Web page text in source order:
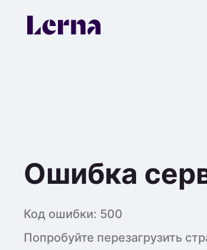
Ошибка
Код ошибки: 500
Попробуйте перезагрузить